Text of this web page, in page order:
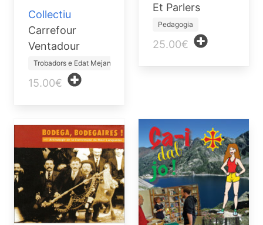
Collectiu
Carrefour
Ventadour
Trobadors e Edat Mejana
15.00€
Et Parlers
Pedagogia
25.00€